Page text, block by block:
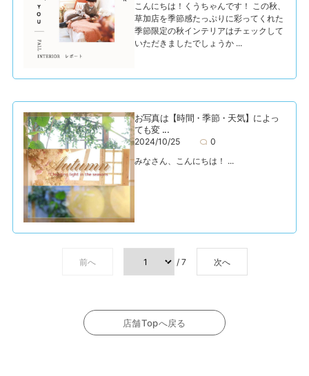
こんにちは！くうちゃんです！ この秋、
草加店を季節感たっぷりに彩ってくれた
季節限定の秋インテリアはチェックして
いただきましたでしょうか ...
お写真は【時間・季節・天気】によっ
ても変 ...
2024/10/25
0
みなさん、こんにちは！ ...
前へ / 7 次へ
店舗Topへ戻る